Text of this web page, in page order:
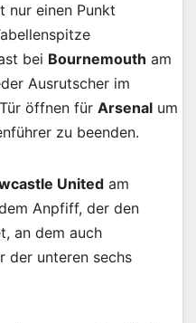
nur einen Punkt
bei Bournemouth am
Ausrutscher im
öffnen für Arsenal um
zu beenden.
United am
Anpfiff, der den
an dem auch
der unteren sechs